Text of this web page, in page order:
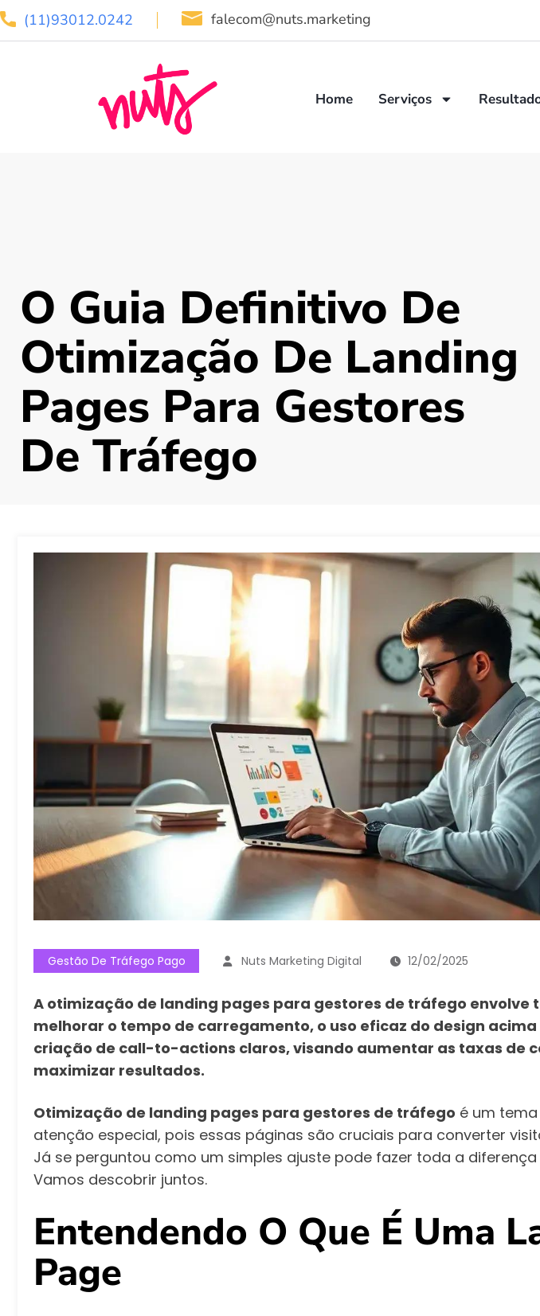
(11)93012.0242 falecom@nuts.marketing
Home Serviços
O Guia Definitivo De
Otimização De Landing
Pages Para Gestores
De Tráfego
Gestão De Tráfego Pago Nuts Marketing Digital 12/02/2025
A otimização de landing pages para gestores de tráfego envolve
melhorar o tempo de carregamento, o uso eficaz do design
criação de call-to-actions claros, visando aumentar as taxas de
maximizar resultados.
Otimização de landing pages para gestores de tráfego é um
atenção especial, pois essas páginas são cruciais para converter
Já se perguntou como um simples ajuste pode fazer toda a
Vamos descobrir juntos.
Entendendo O Que É Uma
Page